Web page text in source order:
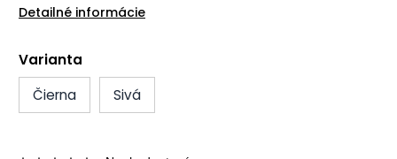
Detailné informácie
Varianta
Čierna
Sivá